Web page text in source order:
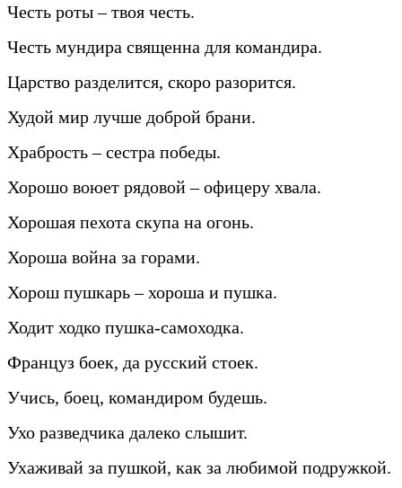
Честь роты – твоя честь.
Честь мундира священна для командира.
Царство разделится, скоро разорится.
Худой мир лучше доброй брани.
Храбрость – сестра победы.
Хорошо воюет рядовой – офицеру хвала.
Хорошая пехота скупа на огонь.
Хороша война за горами.
Хорош пушкарь – хороша и пушка.
Ходит ходко пушка-самоходка.
Француз боек, да русский стоек.
Учись, боец, командиром будешь.
Ухо разведчика далеко слышит.
Ухаживай за пушкой, как за любимой подружкой.